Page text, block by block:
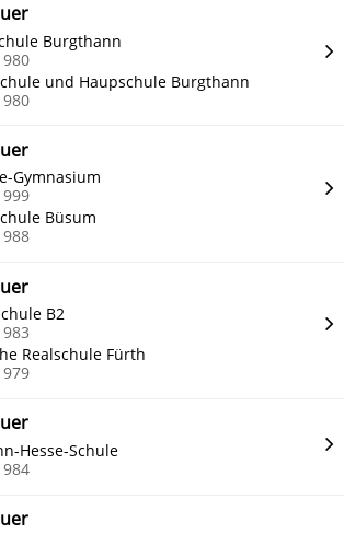
Burgthann
und Haupschule Burgthann
Gymnasium
Büsum
B2
Realschule Fürth
Hesse-Schule